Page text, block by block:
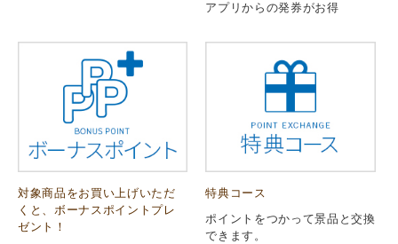
アプリからの発券がお得
対象商品をお買い上げいただ
くと、ボーナスポイントプレ
ゼント！
特典コース
ポイントをつかって景品と交換
できます。